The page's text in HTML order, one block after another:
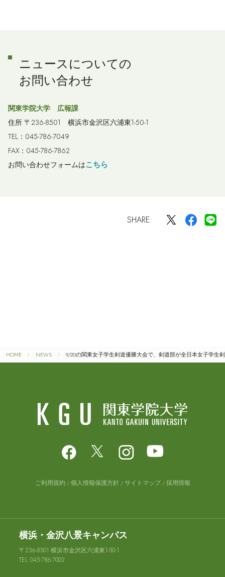
HOME NEWS 9/20の関東女子学生剣道優勝大会で、剣道部が全日本女子学生
ニュースについての
お問い合わせ
関東学院大学 広報課
住所 〒236-8501 横浜市金沢区六浦東1-50-1
TEL：045-786-7049
FAX：045-786-7862
お問い合わせフォームはこちら
SHARE:
ご利用規約 個人情報保護方針 サイトマップ 採用情報
横浜・金沢八景キャンパス
〒236-8501 横浜市金沢区六浦東1-50-1
TEL 045-786-7002